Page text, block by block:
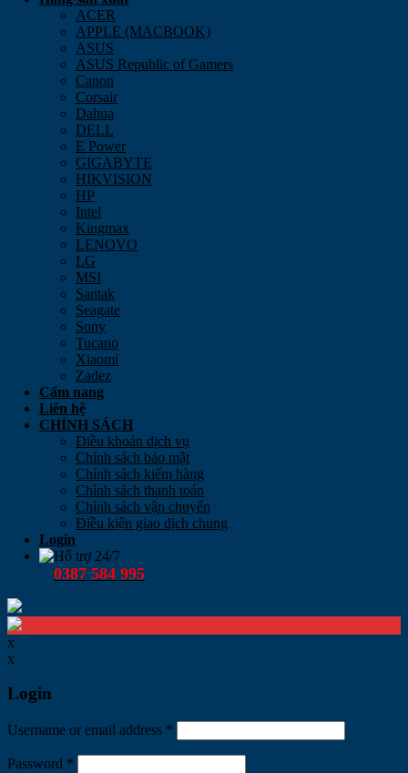
ACER
APPLE (MACBOOK)
ASUS
ASUS Republic of Gamers
Canon
Corsair
Dahua
DELL
E Power
GIGABYTE
HIKVISION
HP
Intel
Kingmax
LENOVO
LG
MSI
Santak
Seagate
Sony
Tucano
Xiaomi
Zadez
Cẩm nang
Liên hệ
CHÍNH SÁCH
Điều khoản dịch vụ
Chính sách bảo mật
Chính sách kiểm hàng
Chính sách thanh toán
Chính sách vận chuyển
Điều kiện giao dịch chung
Login
Hổ trợ 24/7
0387 584 995
x
x
Login
Username or email address *
Password *